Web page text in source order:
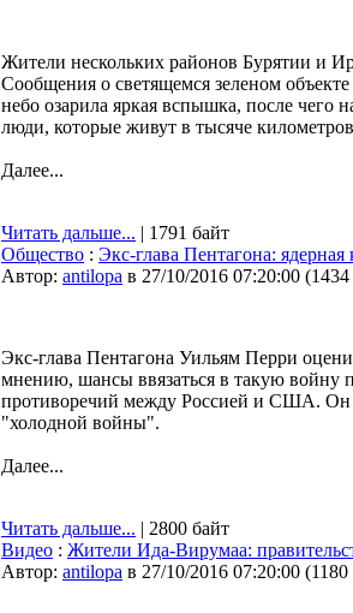
Жители нескольких районов Бурятии и
Сообщения о светящемся зеленом
небо озарила яркая вспышка, после чего
люди, которые живут в тысяче
Далее...
Читать дальше... | 1791 байт
Общество : Экс-глава Пентагона:
Автор: antilopa в 27/10/2016 07:20:00 (
Экс-глава Пентагона Уильям Перри
мнению, шансы ввязаться в такую войну
противоречий между Россией и США. Он
"холодной войны".
Далее...
Читать дальше... | 2800 байт
Видео : Жители Ида-Вирумаа:
Автор: antilopa в 27/10/2016 07:20:00 (